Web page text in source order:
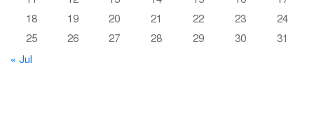
18
19 20 21 22 23
24
25
26 27 28 29 30
31
« Jul